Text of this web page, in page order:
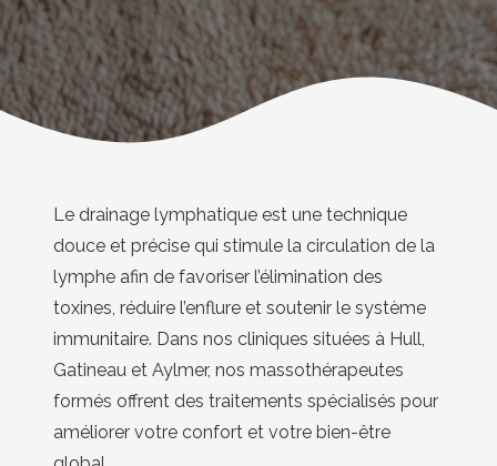
Le drainage lymphatique est une technique
douce et précise qui stimule la circulation de la
lymphe afin de favoriser l’élimination des
toxines, réduire l’enflure et soutenir le système
immunitaire. Dans nos cliniques situées à Hull,
Gatineau et Aylmer, nos massothérapeutes
formés offrent des traitements spécialisés pour
améliorer votre confort et votre bien-être